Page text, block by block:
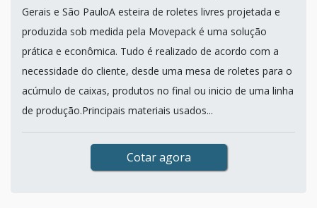
Gerais e São PauloA esteira de roletes livres projetada e
produzida sob medida pela Movepack é uma solução
prática e econômica. Tudo é realizado de acordo com a
necessidade do cliente, desde uma mesa de roletes para o
acúmulo de caixas, produtos no final ou inicio de uma linha
de produção.Principais materiais usados...
Cotar agora